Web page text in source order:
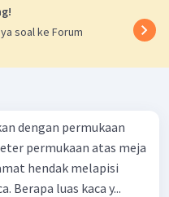
soal ke Forum
dengan permukaan
permukaan atas meja
hendak melapisi
Berapa luas kaca y...